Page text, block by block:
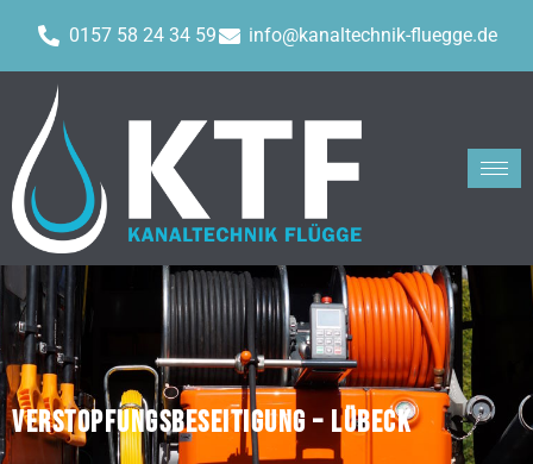
0157 58 24 34 59 info@kanaltechnik-fluegge.de
VERSTOPFUNGSBESEITIGUNG – LÜBECK